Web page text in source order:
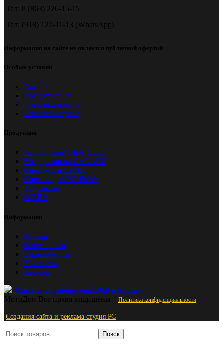
Тел: 8 (863) 226-15-15
Тел: (918) 127-11-13 (WhatsApp)
Информация на сайте не является публичной офертой
Особые условия
Акции
Кредитование
Доставка и оплата
Ремонт и сервис
Продукция
Гидроциклы SEA-DOO
Квадроциклы CAN-AM
Снегоходы LYNX
Снегоходы SKI-DOO
Трициклы
О BRP
Информация
Статьи
О компании
Видеообзоры
Контакты
Каталог
Сайт дистрибьютора BRP в России
МотоДон Все права защищены Политика конфиденциальности
Создания сайта и реклама студия PС
Поиск